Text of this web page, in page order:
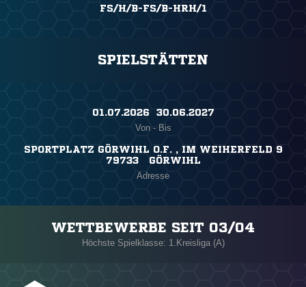
FS/H/B-FS/B-HRH/1
SPIELSTÄTTEN
01.07.2026 ​ 30.06.2027
Von - Bis
SPORTPLATZ GÖRWIHL O.F. , IM WEIHERFELD 9
79733 GÖRWIHL
Adresse
WETTBEWERBE SEIT 03/04
Höchste Spielklasse: 1.Kreisliga (A)